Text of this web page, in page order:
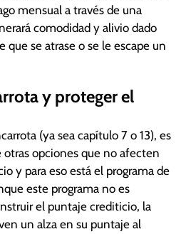
mensual a través de una
comodidad y alivio dado
que se atrase o se le escape un
y proteger el
(ya sea capítulo 7 o 13), es
opciones que no afecten
y para eso está el programa de
este programa no es
el puntaje crediticio, la
un alza en su puntaje al